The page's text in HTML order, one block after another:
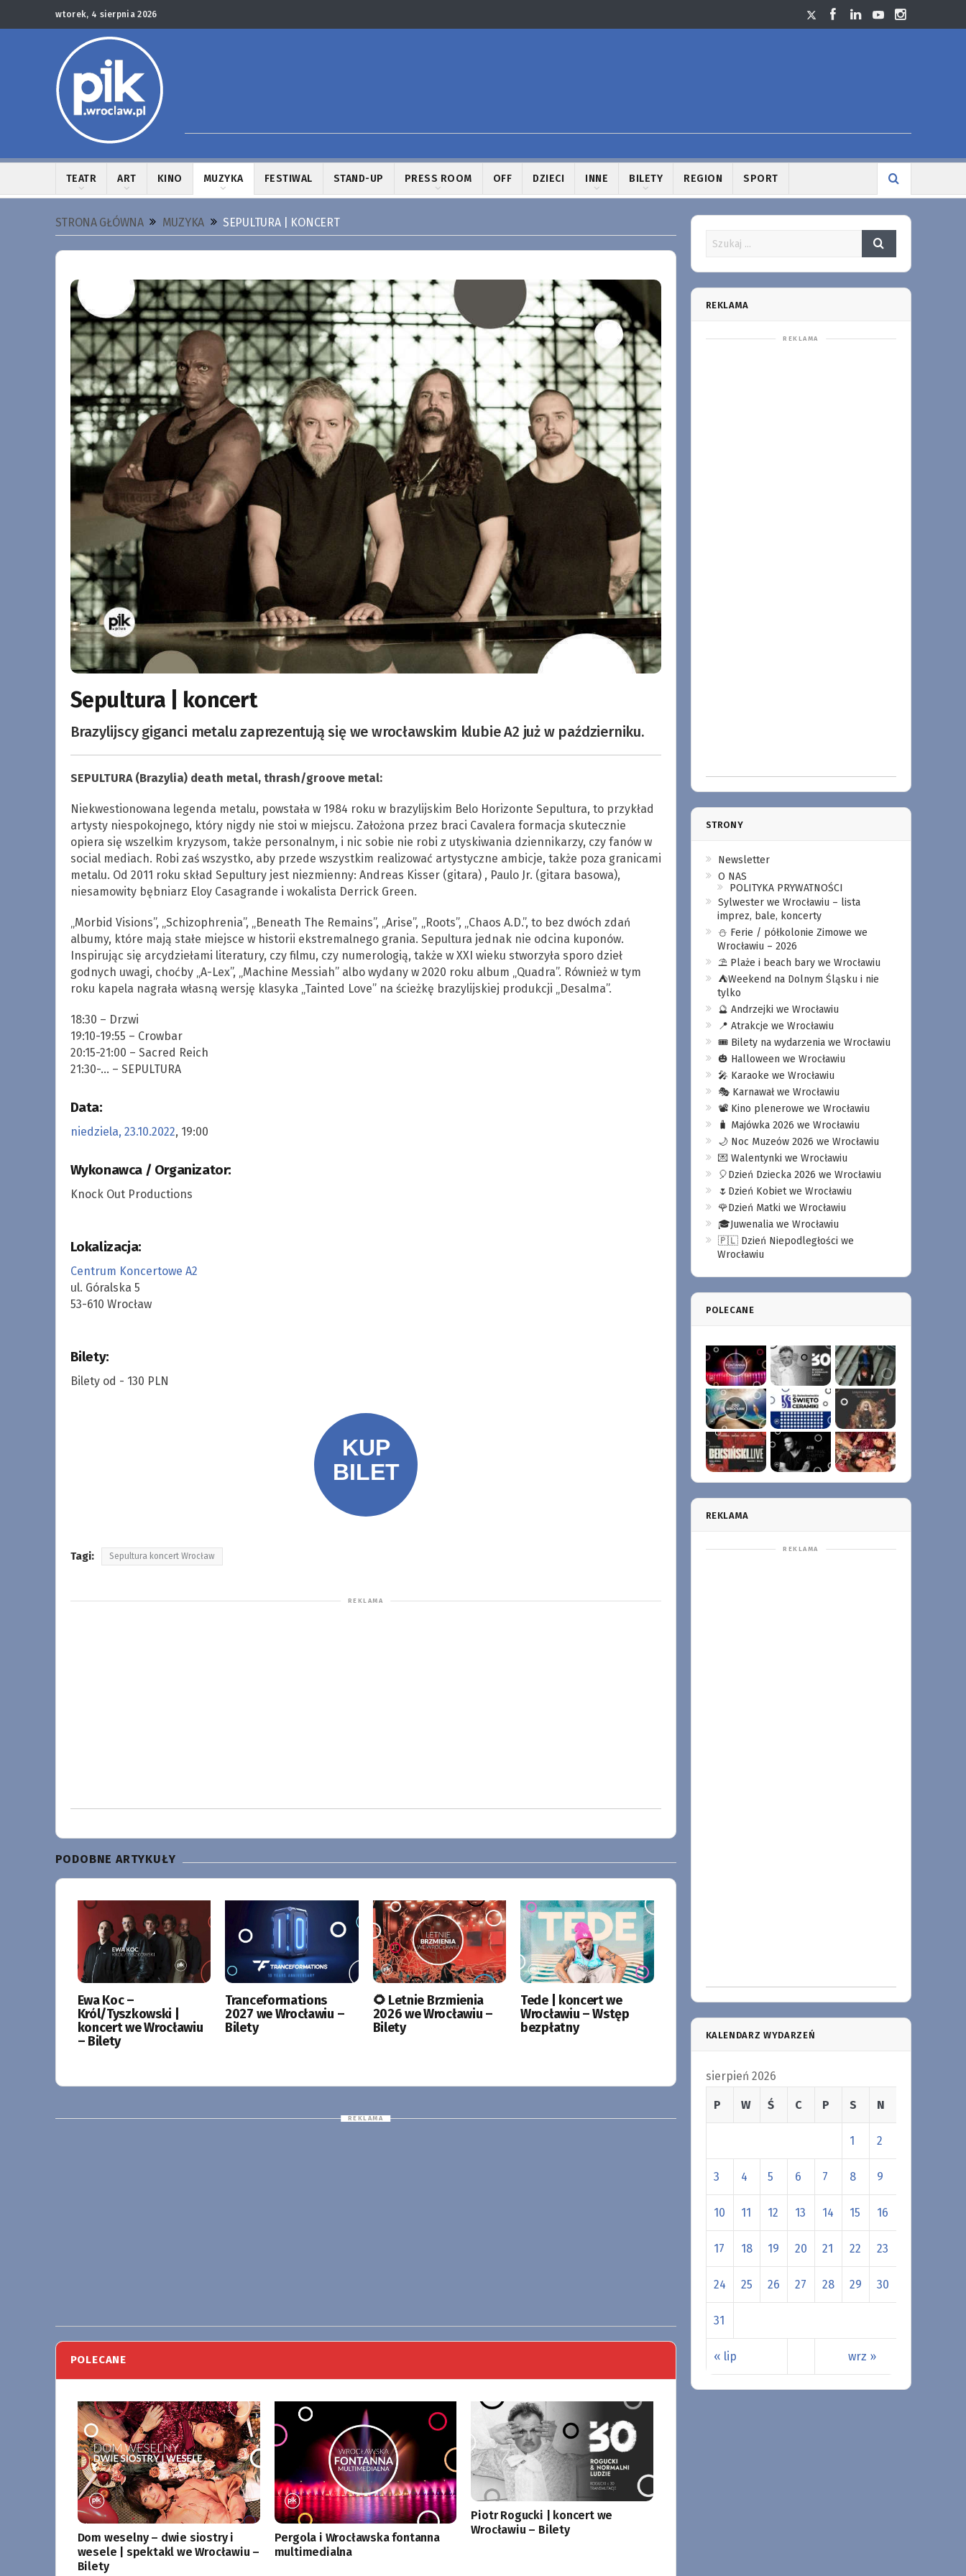
wtorek, 4 sierpnia 2026
TEATR ART KINO MUZYKA FESTIWAL STAND-UP PRESS ROOM OFF DZIECI INNE BILETY REGION SPORT
STRONA GŁÓWNA MUZYKA SEPULTURA | KONCERT
Sepultura | koncert
Brazylijscy giganci metalu zaprezentują się we wrocławskim klubie A2 już w październiku.
SEPULTURA (Brazylia) death metal, thrash/groove metal:
Niekwestionowana legenda metalu, powstała w 1984 roku w brazylijskim Belo Horizonte Sepultura, to przykład
artysty niespokojnego, który nigdy nie stoi w miejscu. Założona przez braci Cavalera formacja skutecznie
opiera się wszelkim kryzysom, także personalnym, i nic sobie nie robi z utyskiwania dziennikarzy, czy fanów w
social mediach. Robi zaś wszystko, aby przede wszystkim realizować artystyczne ambicje, także poza granicami
metalu. Od 2011 roku skład Sepultury jest niezmienny: Andreas Kisser (gitara) , Paulo Jr. (gitara basowa),
niesamowity bębniarz Eloy Casagrande i wokalista Derrick Green.
„Morbid Visions”, „Schizophrenia”, „Beneath The Remains”, „Arise”, „Roots”, „Chaos A.D.”, to bez dwóch zdań
albumy, które mają stałe miejsce w historii ekstremalnego grania. Sepultura jednak nie odcina kuponów.
Inspirując się arcydziełami literatury, czy filmu, czy numerologią, także w XXI wieku stworzyła sporo dzieł
godnych uwagi, choćby „A-Lex”, „Machine Messiah” albo wydany w 2020 roku album „Quadra”. Również w tym
roku kapela nagrała własną wersję klasyka „Tainted Love” na ścieżkę brazylijskiej produkcji „Desalma”.
18:30 – Drzwi
19:10-19:55 – Crowbar
20:15-21:00 – Sacred Reich
21:30-… – SEPULTURA
Data:
niedziela, 23.10.2022, 19:00
Wykonawca / Organizator:
Knock Out Productions
Lokalizacja:
Centrum Koncertowe A2
ul. Góralska 5
53-610 Wrocław
Bilety:
Bilety od - 130 PLN
Tagi: Sepultura koncert Wrocław
PODOBNE ARTYKUŁY
Ewa Koc –
Król/Tyszkowski |
koncert we Wrocławiu
– Bilety
Tranceformations
2027 we Wrocławiu –
Bilety
🌻 Letnie Brzmienia
2026 we Wrocławiu –
Bilety
Tede | koncert we
Wrocławiu – Wstęp
bezpłatny
POLECANE
Dom weselny – dwie siostry i
wesele | spektakl we Wrocławiu –
Bilety
Pergola i Wrocławska fontanna
multimedialna
Piotr Rogucki | koncert we
Wrocławiu – Bilety
REKLAMA
STRONY
Newsletter
O NAS
POLITYKA PRYWATNOŚCI
Sylwester we Wrocławiu – lista
imprez, bale, koncerty
⛄️ Ferie / półkolonie Zimowe we
Wrocławiu – 2026
⛱️ Plaże i beach bary we Wrocławiu
⛺️Weekend na Dolnym Śląsku i nie
tylko
🔮 Andrzejki we Wrocławiu
📍 Atrakcje we Wrocławiu
🎟️ Bilety na wydarzenia we Wrocławiu
🎃 Halloween we Wrocławiu
🎤 Karaoke we Wrocławiu
🎭 Karnawał we Wrocławiu
📽️ Kino plenerowe we Wrocławiu
🧳 Majówka 2026 we Wrocławiu
🌙 Noc Muzeów 2026 we Wrocławiu
💌 Walentynki we Wrocławiu
🎈Dzień Dziecka 2026 we Wrocławiu
🌷Dzień Kobiet we Wrocławiu
🌹Dzień Matki we Wrocławiu
🎓Juwenalia we Wrocławiu
🇵🇱 Dzień Niepodległości we
Wrocławiu
POLECANE
REKLAMA
KALENDARZ WYDARZEŃ
sierpień 2026
P W Ś C P S N
« lip wrz »
1 2
3 4 5 6 7 8 9
10 11 12 13 14 15 16
17 18 19 20 21 22 23
24 25 26 27 28 29 30
31